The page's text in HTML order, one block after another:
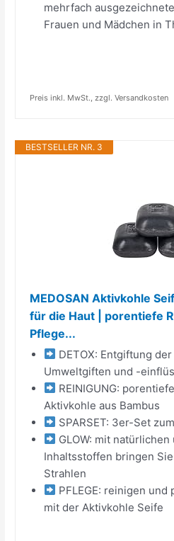
mehrfach
Frauen und Mädchen in
Preis inkl. MwSt., zzgl. Versandkosten
BESTSELLER NR. 3
MEDOSAN Aktivkohle
für die Haut | porentiefe
Pflege...
DETOX: Entgiftung
Umweltgiften und -
REINIGUNG:
Aktivkohle aus Bambus
SPARSET: 3er-Set
GLOW: mit
Inhaltsstoffen bringen
Strahlen
PFLEGE: reinigen
mit der Aktivkohle Seife